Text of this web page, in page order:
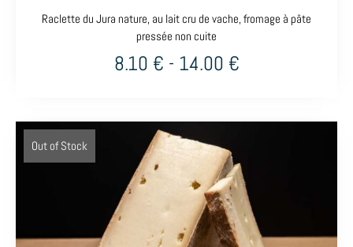
Raclette du Jura nature, au lait cru de vache, fromage à pâte
pressée non cuite
8.10 € - 14.00 €
Out of Stock